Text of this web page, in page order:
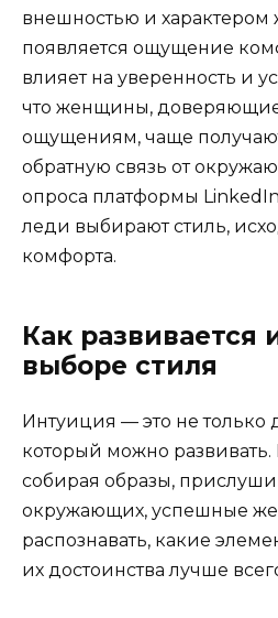
внешностью и
появляется ощущение
влияет на уверенность и
что женщины,
ощущениям, чаще
обратную связь от
опроса платформы
леди выбирают стиль,
комфорта.
Как развивается
выборе стиля
Интуиция — это не только
который можно развивать.
собирая образы,
окружающих, успешные
распознавать, какие
их достоинства лучше